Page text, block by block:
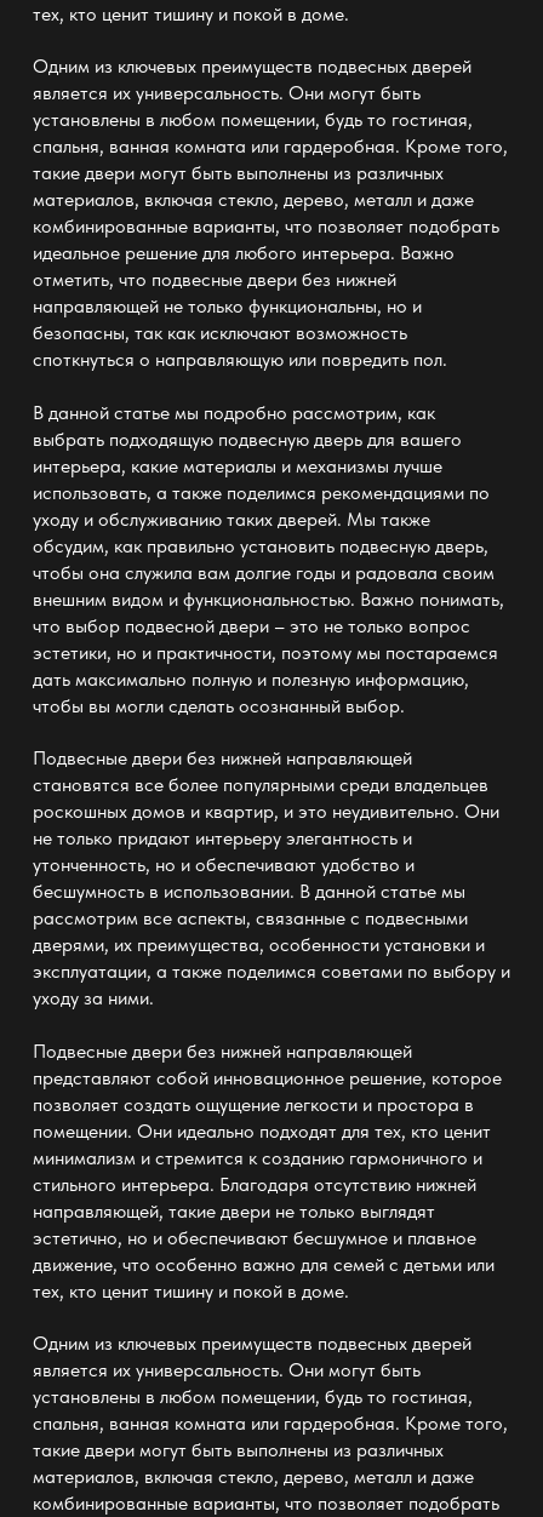
тех, кто ценит тишину и покой в доме.
Одним из ключевых преимуществ подвесных дверей
является их универсальность. Они могут быть
установлены в любом помещении, будь то гостиная,
спальня, ванная комната или гардеробная. Кроме того,
такие двери могут быть выполнены из различных
материалов, включая стекло, дерево, металл и даже
комбинированные варианты, что позволяет подобрать
идеальное решение для любого интерьера. Важно
отметить, что подвесные двери без нижней
направляющей не только функциональны, но и
безопасны, так как исключают возможность
споткнуться о направляющую или повредить пол.
В данной статье мы подробно рассмотрим, как
выбрать подходящую подвесную дверь для вашего
интерьера, какие материалы и механизмы лучше
использовать, а также поделимся рекомендациями по
уходу и обслуживанию таких дверей. Мы также
обсудим, как правильно установить подвесную дверь,
чтобы она служила вам долгие годы и радовала своим
внешним видом и функциональностью. Важно понимать,
что выбор подвесной двери – это не только вопрос
эстетики, но и практичности, поэтому мы постараемся
дать максимально полную и полезную информацию,
чтобы вы могли сделать осознанный выбор.
Подвесные двери без нижней направляющей
становятся все более популярными среди владельцев
роскошных домов и квартир, и это неудивительно. Они
не только придают интерьеру элегантность и
утонченность, но и обеспечивают удобство и
бесшумность в использовании. В данной статье мы
рассмотрим все аспекты, связанные с подвесными
дверями, их преимущества, особенности установки и
эксплуатации, а также поделимся советами по выбору и
уходу за ними.
Подвесные двери без нижней направляющей
представляют собой инновационное решение, которое
позволяет создать ощущение легкости и простора в
помещении. Они идеально подходят для тех, кто ценит
минимализм и стремится к созданию гармоничного и
стильного интерьера. Благодаря отсутствию нижней
направляющей, такие двери не только выглядят
эстетично, но и обеспечивают бесшумное и плавное
движение, что особенно важно для семей с детьми или
тех, кто ценит тишину и покой в доме.
Одним из ключевых преимуществ подвесных дверей
является их универсальность. Они могут быть
установлены в любом помещении, будь то гостиная,
спальня, ванная комната или гардеробная. Кроме того,
такие двери могут быть выполнены из различных
материалов, включая стекло, дерево, металл и даже
комбинированные варианты, что позволяет подобрать